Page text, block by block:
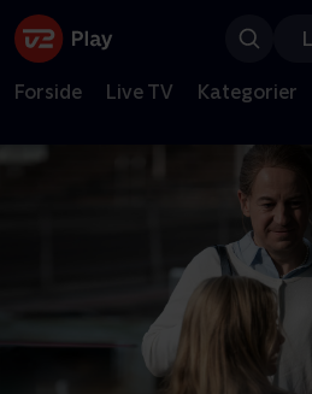
Forside Live TV Kategorier